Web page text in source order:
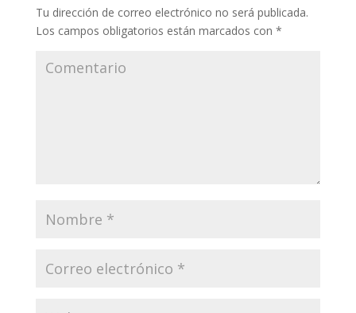
Tu dirección de correo electrónico no será publicada.
Los campos obligatorios están marcados con *